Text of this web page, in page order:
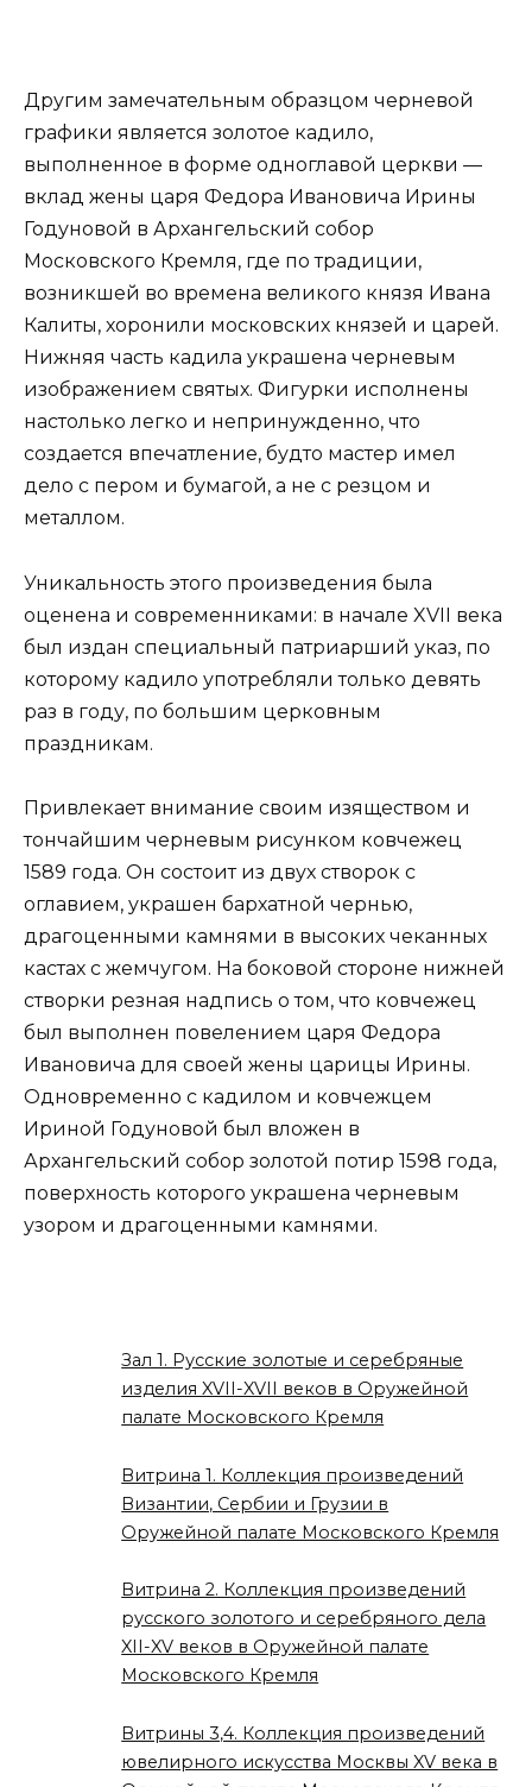
Другим замечательным образцом черневой
графики является золотое кадило,
выполненное в форме одноглавой церкви —
вклад жены царя Федора Ивановича Ирины
Годуновой в Архангельский собор
Московского Кремля, где по традиции,
возникшей во времена великого князя Ивана
Калиты, хоронили московских князей и царей.
Нижняя часть кадила украшена черневым
изображением святых. Фигурки исполнены
настолько легко и непринужденно, что
создается впечатление, будто мастер имел
дело с пером и бумагой, а не с резцом и
металлом.
Уникальность этого произведения была
оценена и современниками: в начале XVII века
был издан специальный патриарший указ, по
которому кадило употребляли только девять
раз в году, по большим церковным
праздникам.
Привлекает внимание своим изяществом и
тончайшим черневым рисунком ковчежец
1589 года. Он состоит из двух створок с
оглавием, украшен бархатной чернью,
драгоценными камнями в высоких чеканных
кастах с жемчугом. На боковой стороне нижней
створки резная надпись о том, что ковчежец
был выполнен повелением царя Федора
Ивановича для своей жены царицы Ирины.
Одновременно с кадилом и ковчежцем
Ириной Годуновой был вложен в
Архангельский собор золотой потир 1598 года,
поверхность которого украшена черневым
узором и драгоценными камнями.
Зал 1. Русские золотые и серебряные
изделия XVII-XVII веков в Оружейной
палате Московского Кремля
Витрина 1. Коллекция произведений
Византии, Сербии и Грузии в
Оружейной палате Московского Кремля
Витрина 2. Коллекция произведений
русского золотого и серебряного дела
XII-XV веков в Оружейной палате
Московского Кремля
Витрины 3,4. Коллекция произведений
ювелирного искусства Москвы XV века в